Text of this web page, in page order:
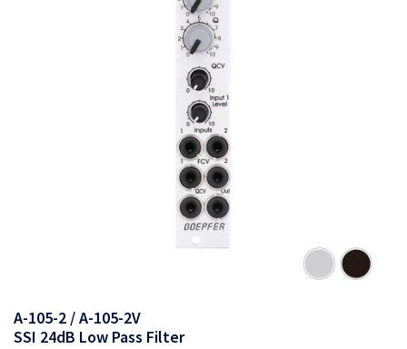
A-105-2 / A-105-2V
SSI 24dB Low Pass Filter